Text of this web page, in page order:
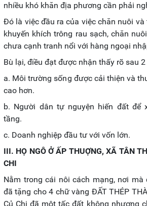
nhiều khó khăn địa phương cần phải
Đó là việc đầu ra của việc chăn nuôi
khuyến khích trông rau sạch, chăn
chưa cạnh tranh nổi với hàng ngoại
Bù lại, điều đạt được nhận thấy rõ sau
a. Môi trường sống được cải thiện và
cao hơn.
b. Người dân tự nguyện hiến đất để
tầng.
c. Doanh nghiệp đầu tư với vốn lớn.
III. HỌ NGÔ Ở ẤP THUỢNG, XÃ TÂN
CHI
Nằm trong cái nôi cách mạng, nơi mà
đã tặng cho 4 chữ vàng ĐẤT THÉP
Củ Chi đã một tấc đất không nhượng